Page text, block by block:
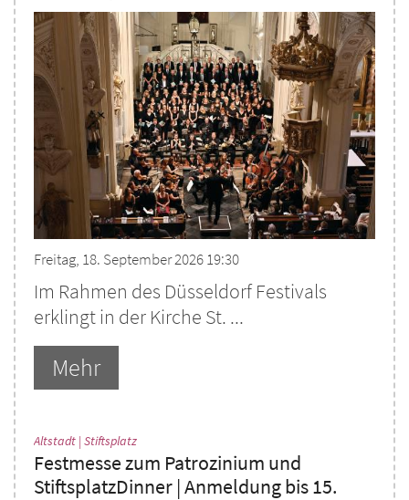
Freitag, 18. September 2026 19:30
Im Rahmen des Düsseldorf Festivals
erklingt in der Kirche St. ...
Mehr
Altstadt | Stiftsplatz:
Festmesse zum Patrozinium und
StiftsplatzDinner | Anmeldung bis 15.